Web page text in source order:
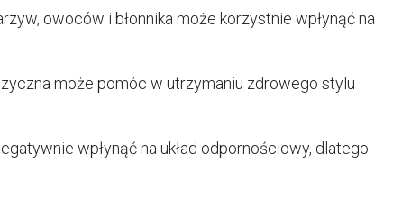
owoców i błonnika może korzystnie wpłynąć na
może pomóc w utrzymaniu zdrowego stylu
wpłynąć na układ odpornościowy, dlatego